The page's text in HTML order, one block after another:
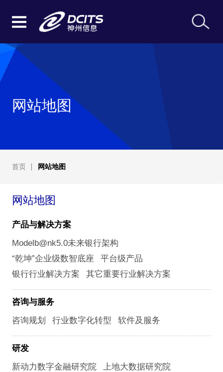
网站地图
首页 网站地图
网站地图
产品与解决方案
Modelb@nk5.0未来银行架构
“乾坤”企业级数智底座
平台级产品
银行行业解决方案
其它重要行业解决方案
咨询与服务
咨询规划
行业数字化转型 软件及服务
研发
新动力数字金融研究院
上地大数据研究院